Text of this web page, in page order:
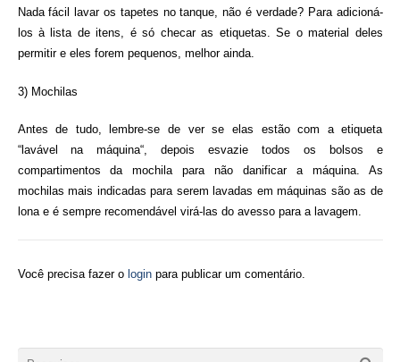
Nada fácil lavaros tapetes no tanque,não é verdade? Para adicioná-
los à lista de itens, é só checar as etiquetas. Se o material deles
permitir e eles forem pequenos, melhor ainda.
3) Mochilas
Antes de tudo, lembre-se de ver se elas estão com a etiqueta
“lavávelna máquina“, depois esvazie todos os bolsos e
compartimentos da mochila para não danificar a máquina. As
mochilas mais indicadas para serem lavadas em máquinas são as de
lona e é sempre recomendável virá-las do avesso para a lavagem.
Você precisa fazer o loginpara publicar um comentário.